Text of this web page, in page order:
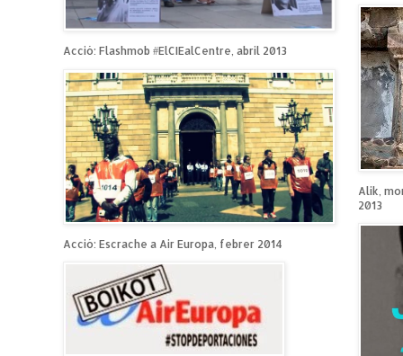
Acció: Flashmob #ElCIEalCentre, abril 2013
Acció: Escrache a Air Europa, febrer 2014
Alik,
2013